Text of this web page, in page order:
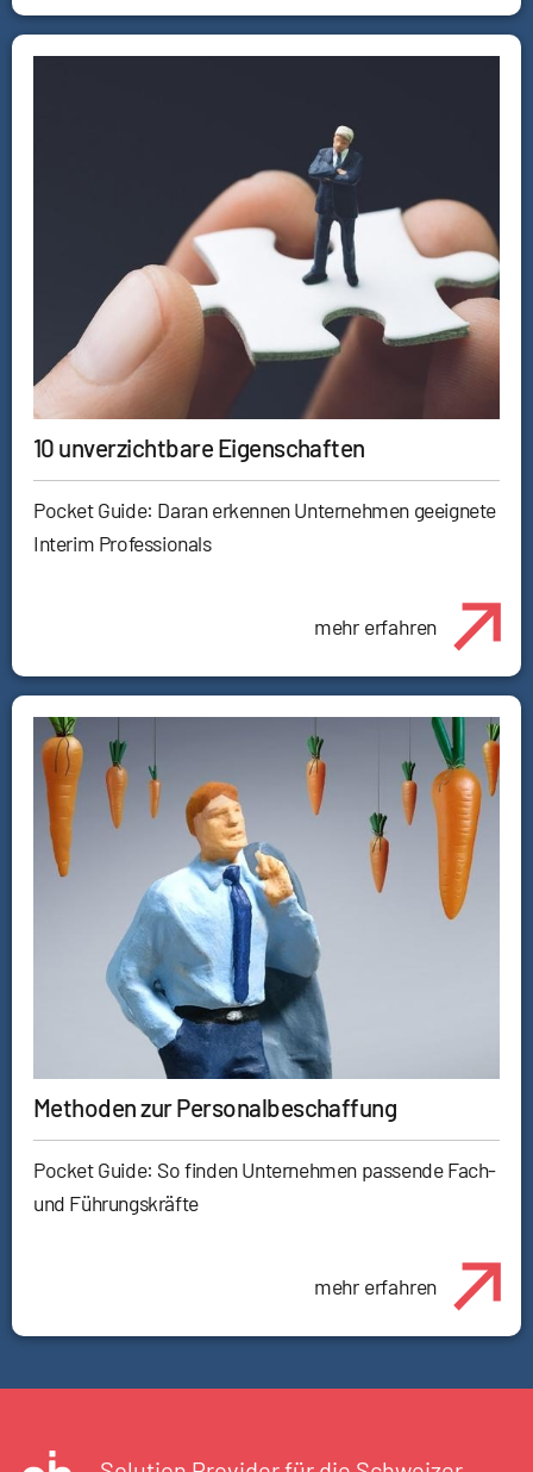
10 unverzichtbare Eigenschaften
Pocket Guide: Daran erkennen Unternehmen geeignete
Interim Professionals
mehr erfahren
Methoden zur Personalbeschaffung
Pocket Guide: So finden Unternehmen passende Fach-
und Führungskräfte
mehr erfahren